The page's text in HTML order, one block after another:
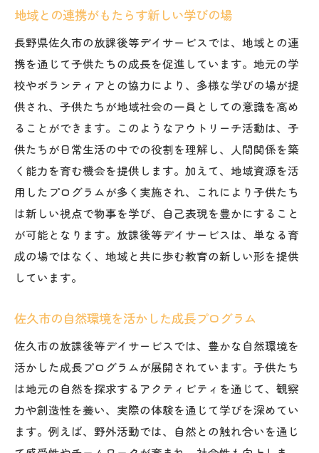
地域との連携がもたらす新しい学びの場
長野県佐久市の放課後等デイサービスでは、地域との連
携を通じて子供たちの成長を促進しています。地元の学
校やボランティアとの協力により、多様な学びの場が提
供され、子供たちが地域社会の一員としての意識を高め
ることができます。このようなアウトリーチ活動は、子
供たちが日常生活の中での役割を理解し、人間関係を築
く能力を育む機会を提供します。加えて、地域資源を活
用したプログラムが多く実施され、これにより子供たち
は新しい視点で物事を学び、自己表現を豊かにすること
が可能となります。放課後等デイサービスは、単なる育
成の場ではなく、地域と共に歩む教育の新しい形を提供
しています。
佐久市の自然環境を活かした成長プログラム
佐久市の放課後等デイサービスでは、豊かな自然環境を
活かした成長プログラムが展開されています。子供たち
は地元の自然を探求するアクティビティを通じて、観察
力や創造性を養い、実際の体験を通じて学びを深めてい
ます。例えば、野外活動では、自然との触れ合いを通じ